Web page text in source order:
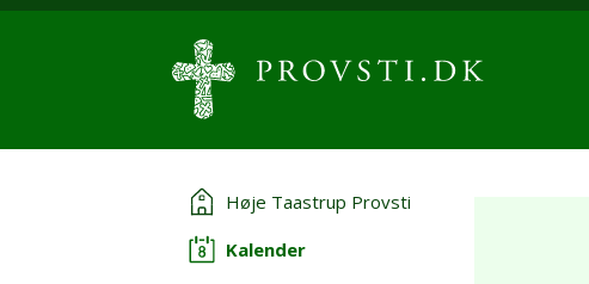
Høje Taastrup Provsti
Kalender